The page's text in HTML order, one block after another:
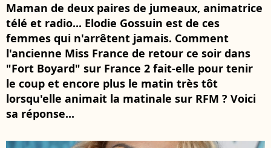
Maman de deux paires de jumeaux, animatrice
télé et radio... Elodie Gossuin est de ces
femmes qui n'arrêtent jamais. Comment
l'ancienne Miss France de retour ce soir dans
"Fort Boyard" sur France 2 fait-elle pour tenir
le coup et encore plus le matin très tôt
lorsqu'elle animait la matinale sur RFM ? Voici
sa réponse...